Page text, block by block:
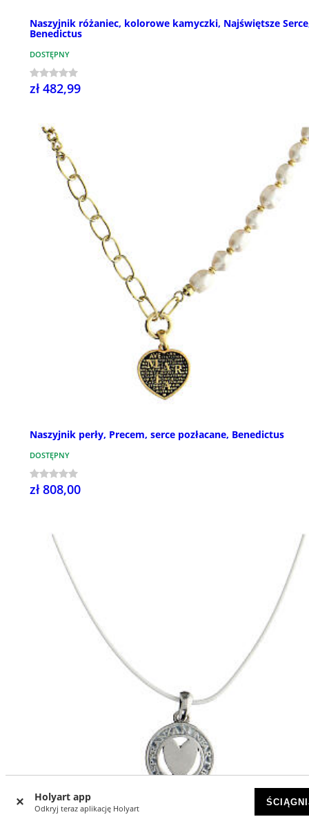
Holyart app
Odkryj teraz aplikację Holyart
Naszyjnik różaniec, kolorowe kamyczki, Najświętsze
Benedictus
DOSTĘPNY
zł 482,99
Naszyjnik perły, Precem, serce pozłacane, Benedictus
DOSTĘPNY
zł 808,00